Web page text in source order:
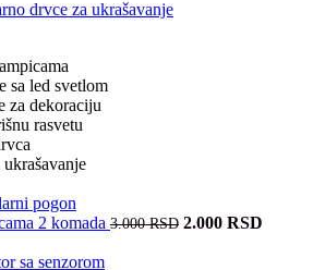
2 komada 3.000RSD Originalna
2.000 RSD